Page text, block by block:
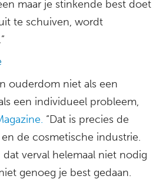
maar je stinkende best doet
te schuiven, wordt
ouderdom niet als een
een individueel probleem,
“Dat is precies de
de cosmetische industrie.
verval helemaal niet nodig
genoeg je best gedaan.